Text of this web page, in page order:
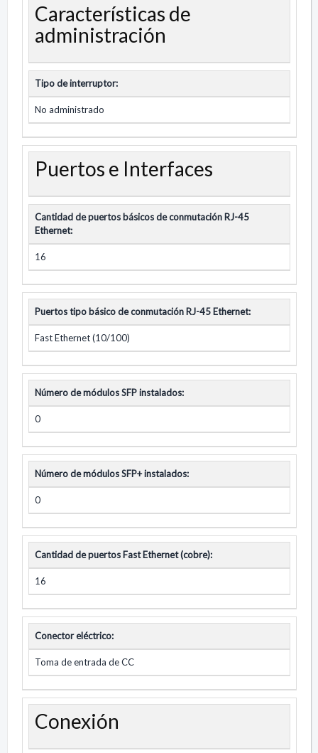
Características de
administración
Tipo de interruptor:
No administrado
Puertos e Interfaces
Cantidad de puertos básicos de conmutación RJ-45
Ethernet:
16
Puertos tipo básico de conmutación RJ-45 Ethernet:
Fast Ethernet (10/100)
Número de módulos SFP instalados:
0
Número de módulos SFP+ instalados:
0
Cantidad de puertos Fast Ethernet (cobre):
16
Conector eléctrico:
Toma de entrada de CC
Conexión